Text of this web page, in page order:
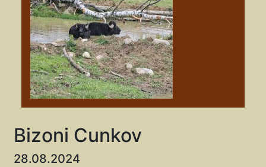
Bizoni Cunkov
28.08.2024